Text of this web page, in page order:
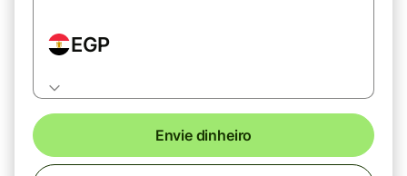
EGP
Envie dinheiro